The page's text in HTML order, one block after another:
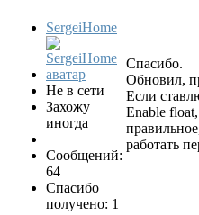
SergeiHome
Не в сети
Захожу
иногда
Сообщений:
64
Спасибо
получено: 1
Спасибо.
Обновил,
Если
Enable
работать